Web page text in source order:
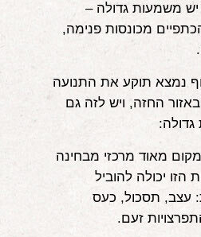
יש משמעות גדולה –
מכונסות פנימה,
נמצא תוקע את התנועה
החזה, ויש לזה גם
מאוד מרכזי מבחינה
הזו יכולה להוביל
עצב, תסכול, כעס
זעם.